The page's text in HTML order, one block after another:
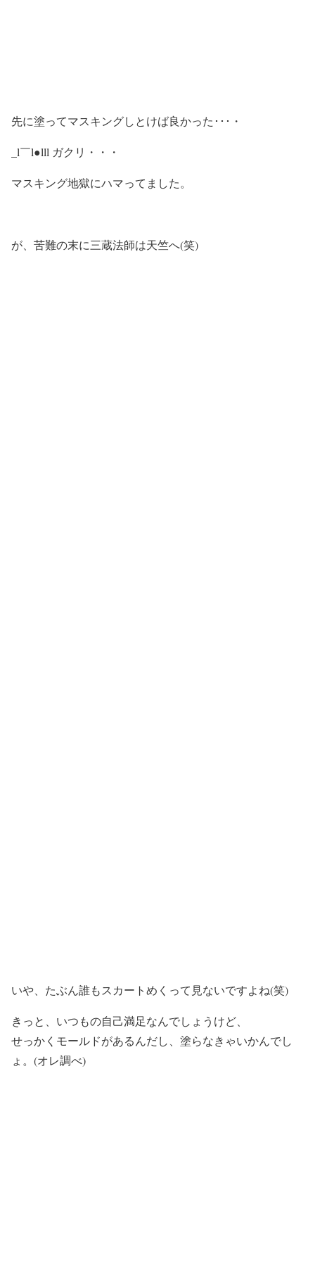
先に塗ってマスキングしとけば良かった･･･・
_l￣l●lll ガクリ・・・
マスキング地獄にハマってました。
が、苦難の末に三蔵法師は天竺へ(笑)
いや、たぶん誰もスカートめくって見ないですよね(笑)
きっと、いつもの自己満足なんでしょうけど、
せっかくモールドがあるんだし、塗らなきゃいかんでし
ょ。(オレ調べ)